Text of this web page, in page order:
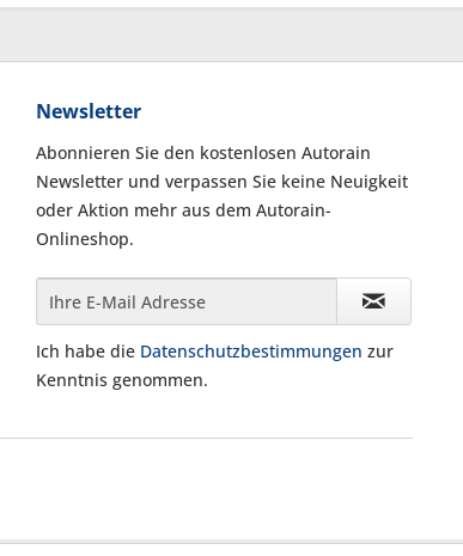
Newsletter
Abonnieren Sie den kostenlosen Autorain
Newsletter und verpassen Sie keine Neuigkeit
oder Aktion mehr aus dem Autorain-
Onlineshop.
Ich habe die Datenschutzbestimmungen zur
Kenntnis genommen.